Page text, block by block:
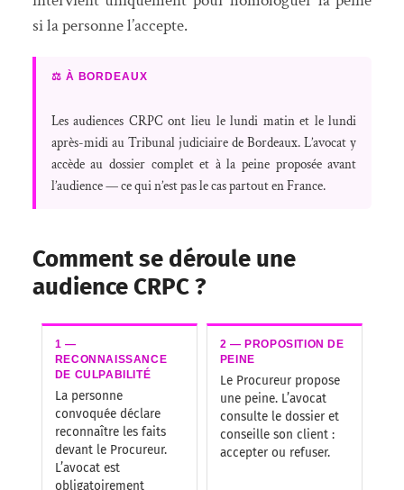
si la personne l’accepte.
⚖ À BORDEAUX
Les audiences CRPC ont lieu le lundi matin et le lundi
après-midi au Tribunal judiciaire de Bordeaux. L’avocat y
accède au dossier complet et à la peine proposée avant
l’audience — ce qui n’est pas le cas partout en France.
Comment se déroule une
audience CRPC ?
1 —
RECONNAISSANCE
DE CULPABILITÉ
La personne
convoquée déclare
reconnaître les faits
devant le Procureur.
L’avocat est
obligatoirement
2 — PROPOSITION DE
PEINE
Le Procureur propose
une peine. L’avocat
consulte le dossier et
conseille son client :
accepter ou refuser.